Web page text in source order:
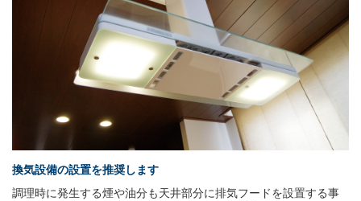
換気設備の設置を推奨します
調理時に発生する煙や油分も天井部分に排気フードを設置する事